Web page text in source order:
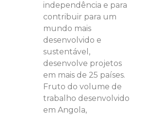
independência e para
contribuir para um
mundo mais
desenvolvido e
sustentável,
desenvolve projetos
em mais de 25 países.
Fruto do volume de
trabalho desenvolvido
em Angola,